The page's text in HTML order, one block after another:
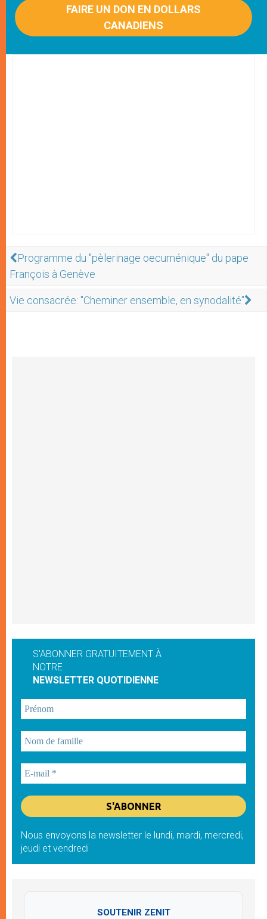
FAIRE UN DON EN DOLLARS
CANADIENS
Programme du "pèlerinage oecuménique" du pape
François à Genève
Vie consacrée: "Cheminer ensemble, en synodalité"
S'ABONNER GRATUITEMENT À
NOTRE
NEWSLETTER QUOTIDIENNE
Nous envoyons la newsletter le lundi, mardi, mercredi,
jeudi et vendredi
SOUTENIR ZENIT